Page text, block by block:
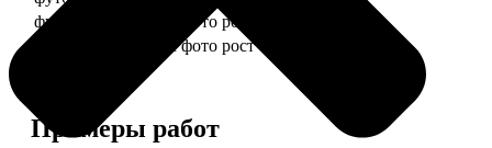
футболка детская с фото рост 128 см
футболка детская с фото рост 134 см
Примеры работ